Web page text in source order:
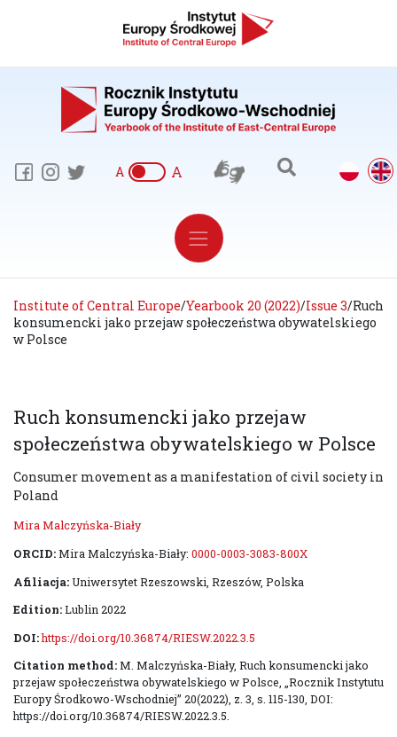
A A
Institute of Central Europe/Yearbook 20 (2022)/Issue 3/Ruch
konsumencki jako przejaw społeczeństwa obywatelskiego
w Polsce
Ruch konsumencki jako przejaw
społeczeństwa obywatelskiego w Polsce
Consumer movement as a manifestation of civil society in
Poland
Mira Malczyńska-Biały
ORCID:Mira Malczyńska-Biały: 0000-0003-3083-800X
Afiliacja:Uniwersytet Rzeszowski, Rzeszów, Polska
Edition:Lublin 2022
DOI:https://doi.org/10.36874/RIESW.2022.3.5
Citation method:M. Malczyńska-Biały, Ruch konsumencki jako
przejaw społeczeństwa obywatelskiego w Polsce, „Rocznik Instytutu
Europy Środkowo-Wschodniej” 20(2022), z. 3, s. 115-130, DOI:
https://doi.org/10.36874/RIESW.2022.3.5.